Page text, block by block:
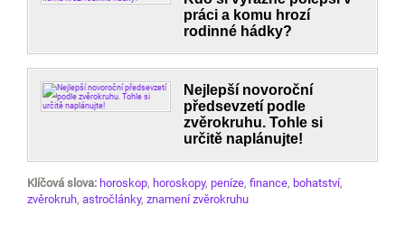
práci a komu hrozí
rodinné hádky?
Nejlepší novoroční
předsevzetí podle
zvěrokruhu. Tohle si
určitě naplánujte!
Klíčová slova: horoskop, horoskopy, peníze, finance, bohatství,
zvěrokruh, astročlánky, znamení zvěrokruhu